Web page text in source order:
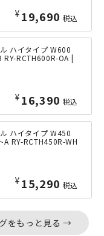
¥ 19,690 税込
ハイタイプ W600
RCTH600R-OA |
¥ 16,390 税込
ハイタイプ W450
RY-RCTH450R-WH
¥ 15,290 税込
をもっと見る →